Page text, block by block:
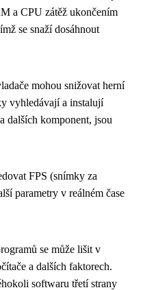
a CPU zátěž ukončením
se snaží dosáhnout
mohou snižovat herní
vyhledávají a instalují
dalších komponent, jsou
FPS (snímky za
parametry v reálném čase
se může lišit v
a dalších faktorech.
softwaru třetí strany